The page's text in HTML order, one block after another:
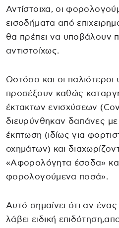
Αντίστοιχα, οι
εισοδήματα από
θα πρέπει να υποβάλουν
αντιστοίχως.
Ωστόσο και οι παλιότεροι
προσέξουν καθώς
έκτακτων ενισχύσεων
διευρύνθηκαν δαπάνες
έκπτωση (ιδίως για
οχημάτων) και
«Αφορολόγητα έσοδα»
φορολογούμενα ποσά».
Αυτό σημαίνει ότι αν ένας
λάβει ειδική